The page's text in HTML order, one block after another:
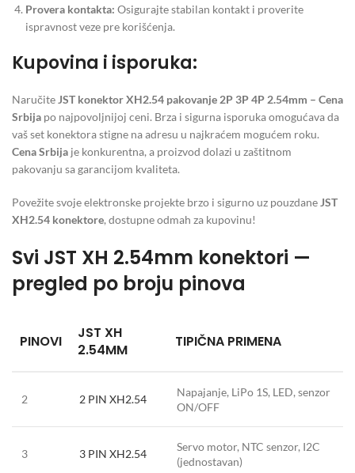
Provera kontakta: Osigurajte stabilan kontakt i proverite
ispravnost veze pre korišćenja.
Kupovina i isporuka:
Naručite JST konektor XH2.54 pakovanje 2P 3P 4P 2.54mm – Cena
Srbija po najpovoljnijoj ceni. Brza i sigurna isporuka omogućava da
vaš set konektora stigne na adresu u najkraćem mogućem roku.
Cena Srbija je konkurentna, a proizvod dolazi u zaštitnom
pakovanju sa garancijom kvaliteta.
Povežite svoje elektronske projekte brzo i sigurno uz pouzdane JST
XH2.54 konektore, dostupne odmah za kupovinu!
Svi JST XH 2.54mm konektori —
pregled po broju pinova
PINOVI
JST XH
2.54MM
TIPIČNA PRIMENA
2 2 PIN XH2.54
Napajanje, LiPo 1S, LED, senzor
ON/OFF
3 3 PIN XH2.54
Servo motor, NTC senzor, I2C
(jednostavan)